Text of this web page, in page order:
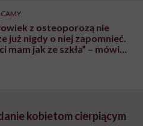
z osteoporozą nie
już nigdy o niej zapomnieć.
mam jak ze szkła” – mówi
kobietom cierpiącym